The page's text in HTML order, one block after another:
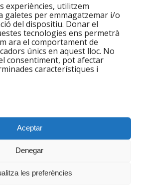
experiències, utilitzem
galetes per emmagatzemar i/o
del dispositiu. Donar el
tecnologies ens permetrà
ara el comportament de
únics en aquest lloc. No
consentiment, pot afectar
característiques i
Aceptar
Denegar
les preferències
un total de 26 persones
aquest espai de dinamització
la bretxa digital. La majoria
de feina. En total s’han
Mitjançant l’espai
s’han produït 3 insercions
digital, comunicar